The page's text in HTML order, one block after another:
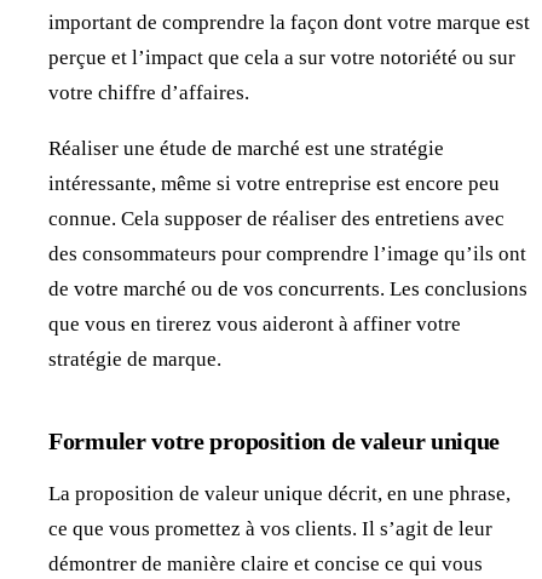
important de comprendre la façon dont votre marque est
perçue et l’impact que cela a sur votre notoriété ou sur
votre chiffre d’affaires.
Réaliser une étude de marché est une stratégie
intéressante, même si votre entreprise est encore peu
connue. Cela supposer de réaliser des entretiens avec
des consommateurs pour comprendre l’image qu’ils ont
de votre marché ou de vos concurrents. Les conclusions
que vous en tirerez vous aideront à affiner votre
stratégie de marque.
Formuler votre proposition de valeur unique
La proposition de valeur unique décrit, en une phrase,
ce que vous promettez à vos clients. Il s’agit de leur
démontrer de manière claire et concise ce qui vous